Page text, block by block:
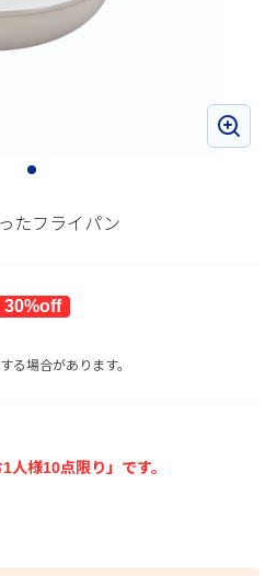
たフライパン
30%off
る場合があります。
人様10点限り」です。